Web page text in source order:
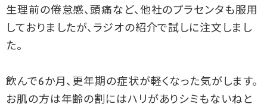
生理前の倦怠感、頭痛など、他社のプラセンタも服用
しておりましたが、ラジオの紹介で試しに注文しまし
た。
飲んで6か月、更年期の症状が軽くなった気がします。
お肌の方は年齢の割にはハリがありシミもないねと